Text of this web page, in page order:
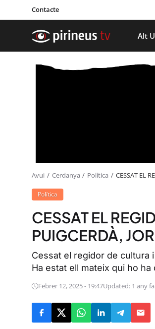
Contacte
Alt
Avui Cerdanya Política CESSAT EL
Política
CESSAT EL
PUIGCERDÀ,
Cessat el regidor de cultura
Ha estat ell mateix qui ho
Febrer 12, 2025 - 19:47Updated: 1 any fa